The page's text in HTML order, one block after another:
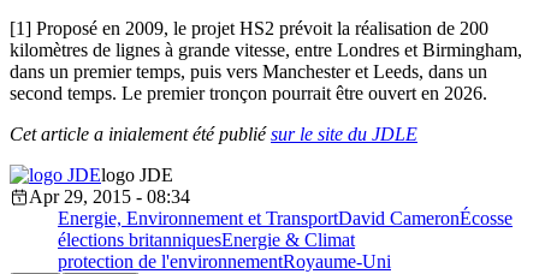
[1] Proposé en 2009, le projet HS2 prévoit la réalisation de 200
kilomètres de lignes à grande vitesse, entre Londres et Birmingham,
dans un premier temps, puis vers Manchester et Leeds, dans un
second temps. Le premier tronçon pourrait être ouvert en 2026.
Cet article a inialement été publiésur le site du JDLE
logo JDE
Apr 29, 2015 - 08:34
Energie, Environnement et TransportDavid CameronÉcosse
élections britanniquesEnergie & Climat
protection de l'environnementRoyaume-Uni